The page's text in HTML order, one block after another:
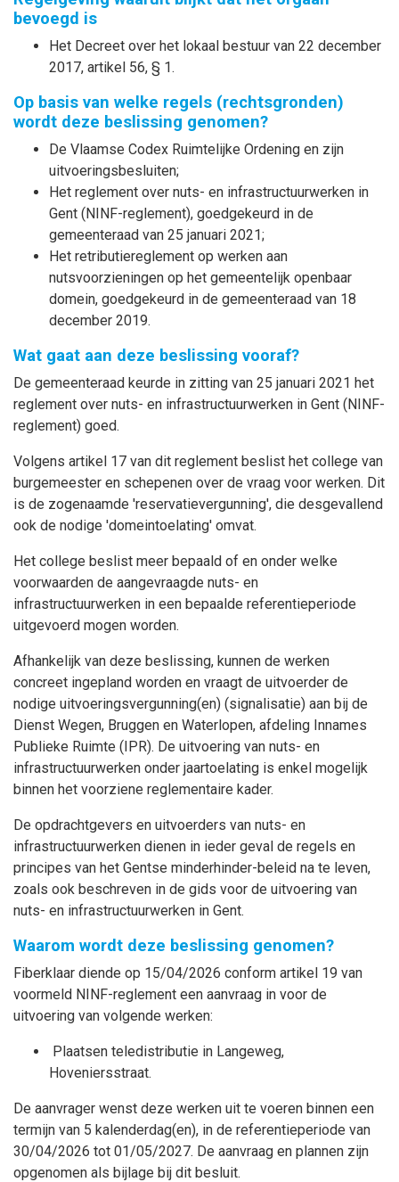
bevoegd is
Het Decreet over het lokaal bestuur van 22 december
2017, artikel 56, § 1.
Op basis van welke regels (rechtsgronden)
wordt deze beslissing genomen?
De Vlaamse Codex Ruimtelijke Ordening en zijn
uitvoeringsbesluiten;
Het reglement over nuts- en infrastructuurwerken in
Gent (NINF-reglement), goedgekeurd in de
gemeenteraad van 25 januari 2021;
Het retributiereglement op werken aan
nutsvoorzieningen op het gemeentelijk openbaar
domein, goedgekeurd in de gemeenteraad van 18
december 2019.
Wat gaat aan deze beslissing vooraf?
De gemeenteraad keurde in zitting van 25 januari 2021 het
reglement over nuts- en infrastructuurwerken in Gent (NINF-
reglement) goed.
Volgens artikel 17 van dit reglement beslist het college van
burgemeester en schepenen over de vraag voor werken. Dit
is de zogenaamde 'reservatievergunning', die desgevallend
ook de nodige 'domeintoelating' omvat.
Het college beslist meer bepaald of en onder welke
voorwaarden de aangevraagde nuts- en
infrastructuurwerken in een bepaalde referentieperiode
uitgevoerd mogen worden.
Afhankelijk van deze beslissing, kunnen de werken
concreet ingepland worden en vraagt de uitvoerder de
nodige uitvoeringsvergunning(en) (signalisatie) aan bij de
Dienst Wegen, Bruggen en Waterlopen, afdeling Innames
Publieke Ruimte (IPR). De uitvoering van nuts- en
infrastructuurwerken onder jaartoelating is enkel mogelijk
binnen het voorziene reglementaire kader.
De opdrachtgevers en uitvoerders van nuts- en
infrastructuurwerken dienen in ieder geval de regels en
principes van het Gentse minderhinder-beleid na te leven,
zoals ook beschreven in de gids voor de uitvoering van
nuts- en infrastructuurwerken in Gent.
Waarom wordt deze beslissing genomen?
Fiberklaar diende op 15/04/2026 conform artikel 19 van
voormeld NINF-reglement een aanvraag in voor de
uitvoering van volgende werken:
Plaatsen teledistributie in Langeweg,
Hoveniersstraat.
De aanvrager wenst deze werken uit te voeren binnen een
termijn van 5 kalenderdag(en), in de referentieperiode van
30/04/2026 tot 01/05/2027. De aanvraag en plannen zijn
opgenomen als bijlage bij dit besluit.